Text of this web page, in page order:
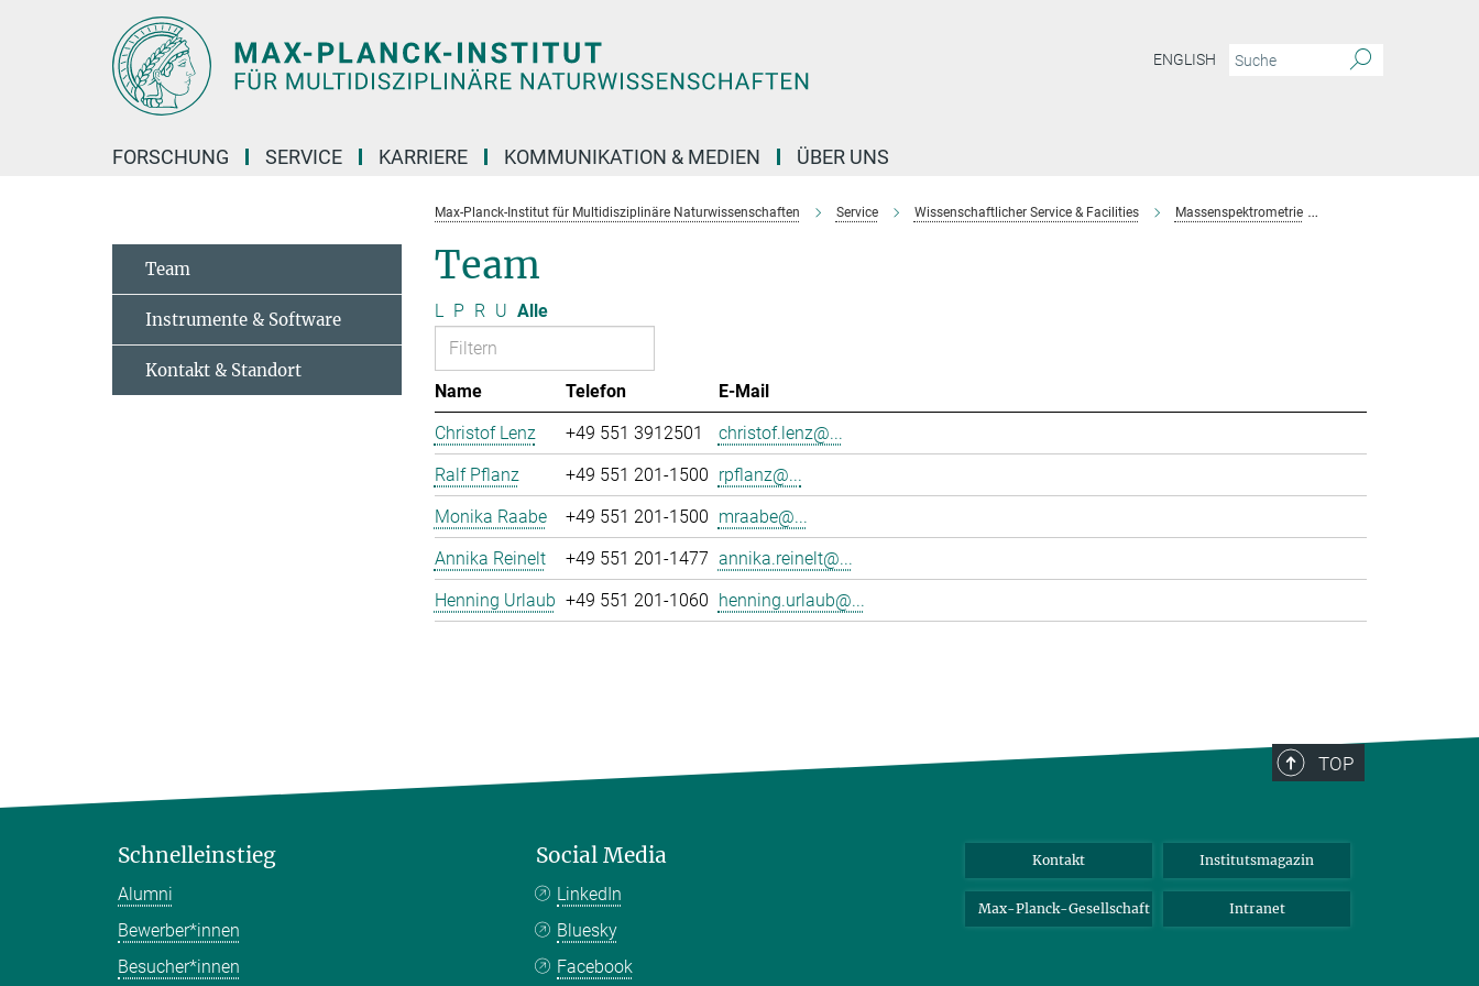
ENGLISH
FORSCHUNG SERVICE KARRIERE KOMMUNIKATION & MEDIEN ÜBER UNS
Max-Planck-Institut für Multidisziplinäre Naturwissenschaften Service Wissenschaftlicher Service & Facilities Massenspektrometrie
Team
L P R U Alle
Name Telefon
E-Mail
Christof Lenz
+49 551 3912501
christof.lenz@...
Ralf Pflanz
+49 551 201-1500 rpflanz@...
Monika Raabe
+49 551 201-1500 mraabe@...
Annika Reinelt
+49 551 201-1477 annika.reinelt@...
Henning Urlaub +49 551 201-1060 henning.urlaub@...
Team
Instrumente & Software
Kontakt & Standort
TOP
Schnelleinstieg
Alumni
Bewerber*innen
Besucher*innen
Social Media
LinkedIn
Bluesky
Facebook
Kontakt Institutsmagazin
Max-Planck-Gesellschaft Intranet